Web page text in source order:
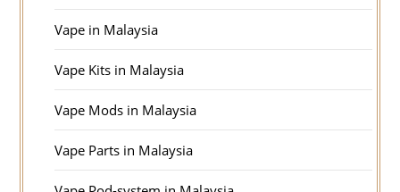
Vape in Malaysia
Vape Kits in Malaysia
Vape Mods in Malaysia
Vape Parts in Malaysia